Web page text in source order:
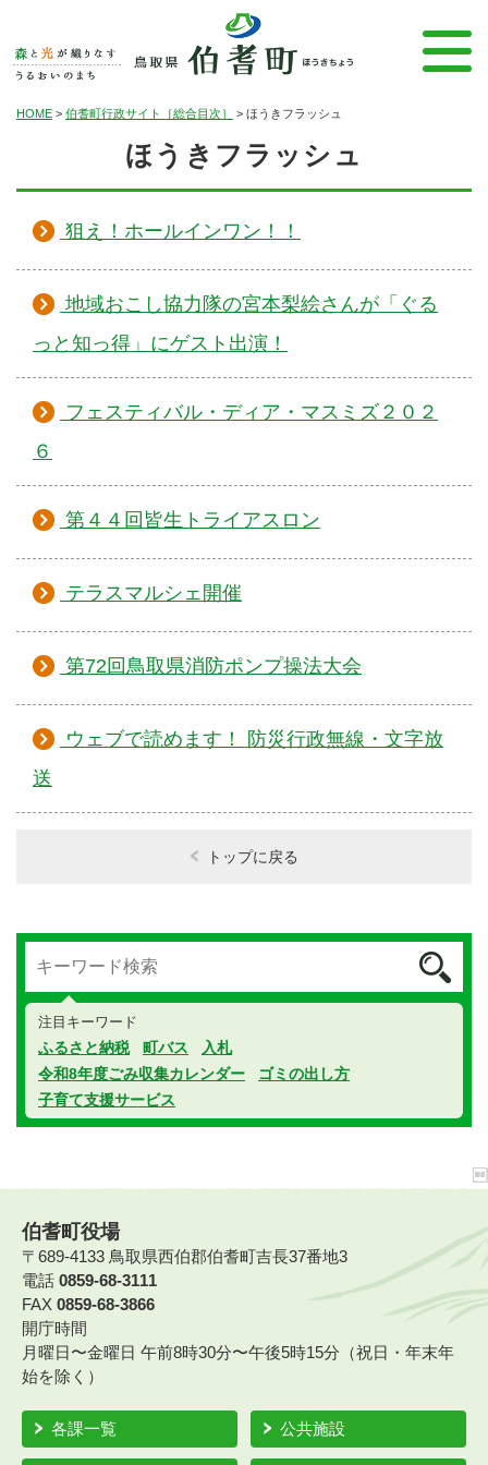
HOME > 伯耆町行政サイト［総合目次］ > ほうきフラッシュ
ほうきフラッシュ
狙え！ホールインワン！！
地域おこし協力隊の宮本梨絵さんが「ぐる
っと知っ得」にゲスト出演！
フェスティバル・ディア・マスミズ２０２
６
第４４回皆生トライアスロン
テラスマルシェ開催
第72回鳥取県消防ポンプ操法大会
ウェブで読めます！ 防災行政無線・文字放
送
トップに戻る
注目キーワード
ふるさと納税 町バス
入札
令和8年度ごみ収集カレンダー
ゴミの出し方
子育て支援サービス
伯耆町役場
〒689-4133 鳥取県西伯郡伯耆町吉長37番地3
電話 0859-68-3111
FAX 0859-68-3866
開庁時間
月曜日〜金曜日 午前8時30分〜午後5時15分（祝日・年末年
始を除く）
各課一覧 公共施設